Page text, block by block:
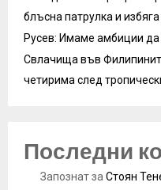
блъсна патрулка и
Русев: Имаме амбиции
Свлачища във
четирима след
Последни
Запознатза Стоян